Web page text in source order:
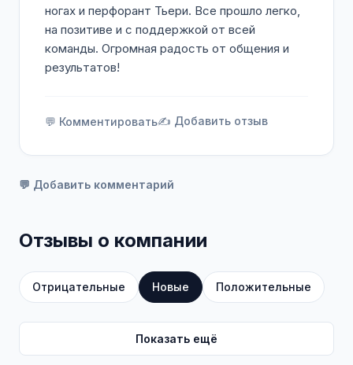
ногах и перфорант Тьери. Все прошло легко,
на позитиве и с поддержкой от всей
команды. Огромная радость от общения и
результатов!
💬 Комментировать✍️ Добавить отзыв
💬 Добавить комментарий
Отзывы о компании
Отрицательные Новые Положительные
Показать ещё